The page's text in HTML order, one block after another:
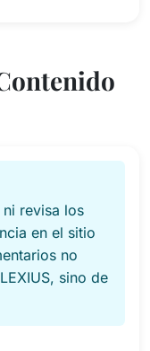
revisa los
en el sitio
no
sino de